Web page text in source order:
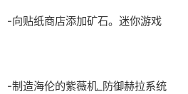
-向贴纸商店添加矿石。迷你游戏
-制造海伦的紫薇机_防御赫拉系统